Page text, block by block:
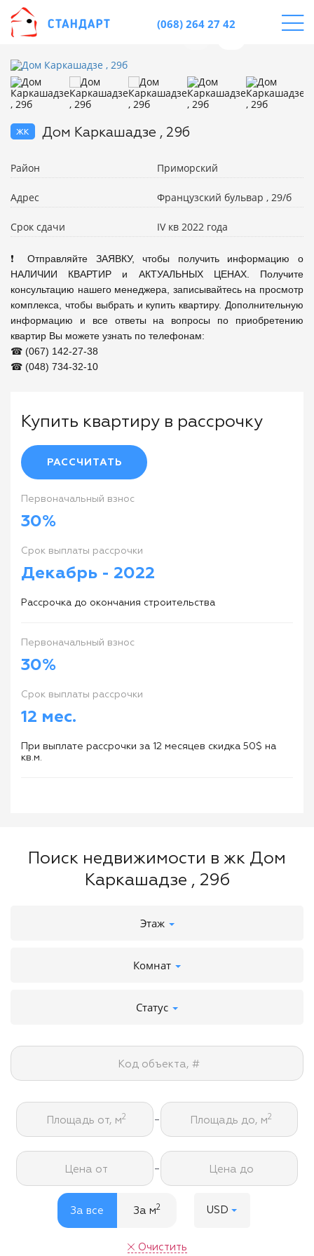
(068) 264 27 42
жк Дом Каркашадзе , 29б
Район Приморский
Адрес Французский бульвар , 29/б
Срок сдачи IV кв 2022 года
❗ Отправляйте ЗАЯВКУ, чтобы получить информацию о
НАЛИЧИИ КВАРТИР и АКТУАЛЬНЫХ ЦЕНАХ. Получите
консультацию нашего менеджера, записывайтесь на просмотр
комплекса, чтобы выбрать и купить квартиру. Дополнительную
информацию и все ответы на вопросы по приобретению
квартир Вы можете узнать по телефонам:
☎ (067) 142-27-38
☎ (048) 734-32-10
Купить квартиру в рассрочку
РАССЧИТАТЬ
Первоначальный взнос
30%
Cрок выплаты рассрочки
Декабрь - 2022
Рассрочка до окончания строительства
Первоначальный взнос
30%
Cрок выплаты рассрочки
12 мес.
При выплате рассрочки за 12 месяцев скидка 50$ на
кв.м.
Поиск недвижимости в жк Дом
Каркашадзе , 29б
Этаж
Комнат
Статус
Код объекта, #
Площадь от, м2 - Площадь до, м2
Цена от - Цена до
За все За м2 USD
Очистить